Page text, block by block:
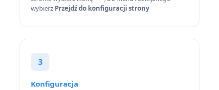
wybierz Przejdź do konfiguracji strony
3
Konfiguracja